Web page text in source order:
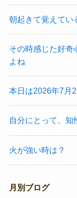
朝起きて覚えてい
その時感じた好
よね
本日は2026年7月
自分にとって、知
火が強い時は？
月別ブログ